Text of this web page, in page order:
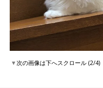
▼次の画像は下へスクロール (2/4)